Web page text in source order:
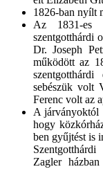
1826-ban nyílt
Az 1831-es
szentgotthárdi
Dr. Joseph
működött az
sebészük volt
Ferenc volt az
A járványoktól
hogy
ben gyűjtést is
Zagler